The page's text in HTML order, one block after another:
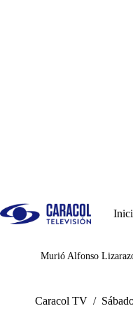
Juegos
Murió Alfonso
Caracol TV /